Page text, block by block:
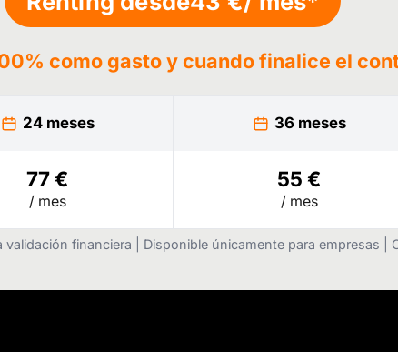
como gasto y cuando finalice el
24 meses 36 meses
77 €
/ mes
55 €
/ mes
validación financiera | Disponible únicamente para empresas |